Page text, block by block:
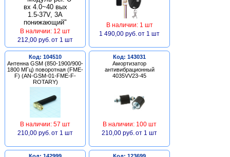
В наличии: 12 шт
212,00 руб. от 1 шт
В наличии: 1 шт
1 490,00 руб. от 1 шт
Код: 104510
Антенна GSM (850-1900/900-
1800 МГц) поворотная (FME-
F) (AN-GSM-01-FME-F-
ROTARY)
В наличии: 57 шт
210,00 руб. от 1 шт
Код: 143031
Амортизатор
антивибрационный
4035VV23-45
В наличии: 100 шт
210,00 руб. от 1 шт
Код: 142999
Код: 123699